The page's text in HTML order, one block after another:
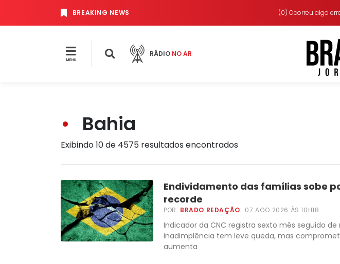
BREAKING NEWS (0) Ocorreu algo
MENU
RÁDIO NO AR
Bahia
Exibindo 10 de 4575 resultados encontrados
Endividamento das famílias sobe
recorde
POR: BRADO REDAÇÃO 07.AGO.2026 ÀS 10H18
Indicador da CNC registra sexto mês seguido
inadimplência tem leve queda, mas
aumenta